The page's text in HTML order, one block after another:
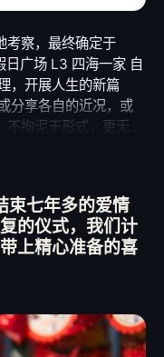
考察，最终确定于
日广场 L3 四海一家 自
，开展人生的新篇
分享各自的近况，或
拘泥于形式，更无须
束七年多的爱情
的仪式，我们计
上精心准备的喜